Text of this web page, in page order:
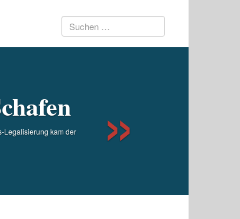
Suchen
Legalisierung kam der